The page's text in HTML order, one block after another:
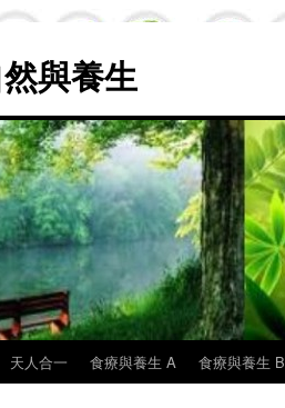
與養生
天人合一 食療與養生 A 食療與養生 B